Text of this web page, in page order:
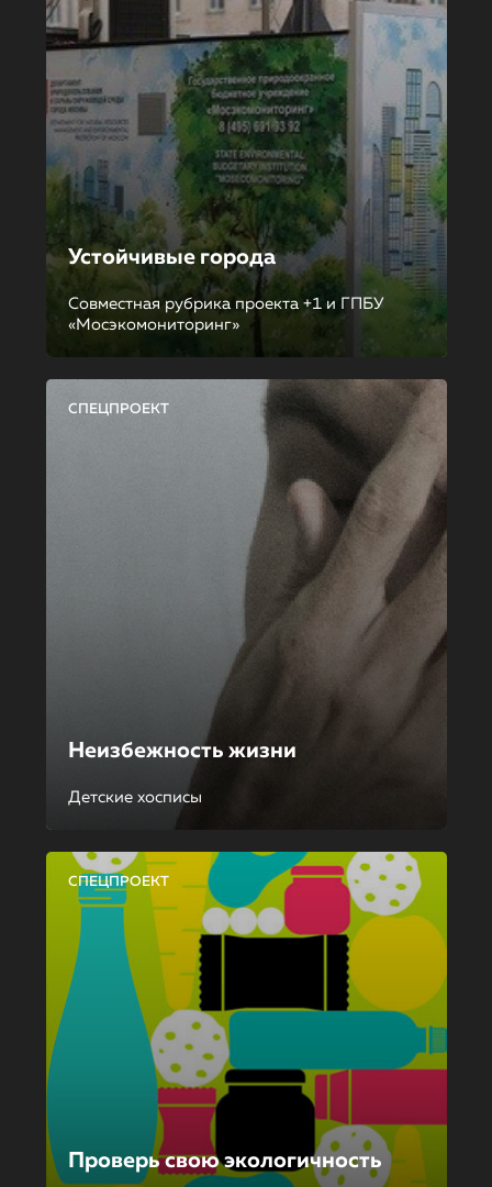
Устойчивые города
Совместная рубрика проекта +1 и ГПБУ
«Мосэкомониторинг»
СПЕЦПРОЕКТ
Неизбежность жизни
Детские хосписы
СПЕЦПРОЕКТ
Проверь свою экологичность